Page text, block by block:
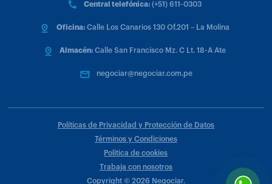
Central telefónica:(+51) 611-0303
Oficina: Calle Los Canarios 130 Of.201 – La Molina
Almacén:Calle San Francisco Mz. C Lt. 18-A Ate
negociar@negociar.com.pe
Copyright © 2026 Negociar.
Políticas de Privacidad y Protección de Datos
Términos y Condiciones
Política de cookies
Trabaja con nosotros